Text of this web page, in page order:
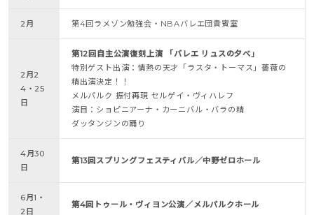
2月 第4回ラメゾン勉強会・NBAバレエ団貴賓室
2月2
4・25
日
第12回自主公演復刻上演 「バレエ リュスの夕べ」
特別ゲスト出演：情熱の天才「ラスタ・トーマス」薔薇の
精出演決定！！
メルパルク 振付再現 セルゲイ・ヴィハレフ
演目：ショピニアーナ・カーニバル・バラの精
ダッタンジンの踊り
4月30
日
第13回スプリングフェスティバル／中野ゼロホール
6月1・
2日
第4回トゥール・ヴィヨン公演／メルパルクホール